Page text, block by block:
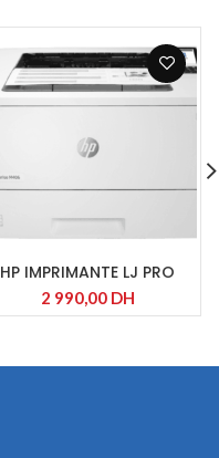
HP IMPRIMANTE LJ PRO
M406DN
2 990,00 DH